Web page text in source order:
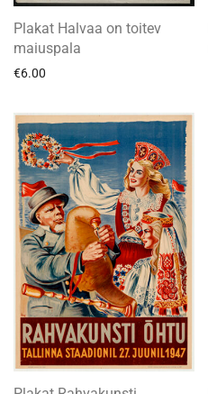
Plakat Halvaa on toitev
maiuspala
€6.00